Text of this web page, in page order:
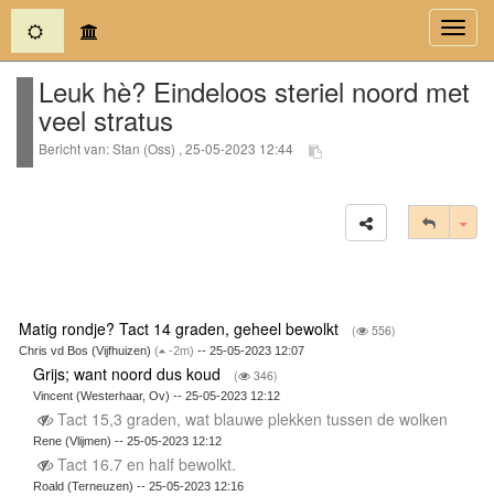
(current)
Leuk hè? Eindeloos steriel noord met
veel stratus
Bericht van: Stan (Oss) , 25-05-2023 12:44
Matig rondje? Tact 14 graden, geheel bewolkt ( 556)
Chris vd Bos (Vijfhuizen) ( -2m) -- 25-05-2023 12:07
Grijs; want noord dus koud ( 346)
Vincent (Westerhaar, Ov) -- 25-05-2023 12:12
Tact 15,3 graden, wat blauwe plekken tussen de wolken
Rene (Vlijmen) -- 25-05-2023 12:12
Tact 16.7 en half bewolkt.
Roald (Terneuzen) -- 25-05-2023 12:16